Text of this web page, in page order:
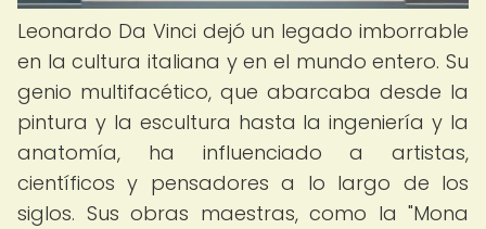
Leonardo Da Vinci dejó un legado imborrable
en la cultura italiana y en el mundo entero. Su
genio multifacético, que abarcaba desde la
pintura y la escultura hasta la ingeniería y la
anatomía, ha influenciado a artistas,
científicos y pensadores a lo largo de los
siglos. Sus obras maestras, como la "Mona